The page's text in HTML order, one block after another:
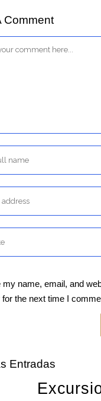
Comment
my name, email, and
for the next time I
Entradas